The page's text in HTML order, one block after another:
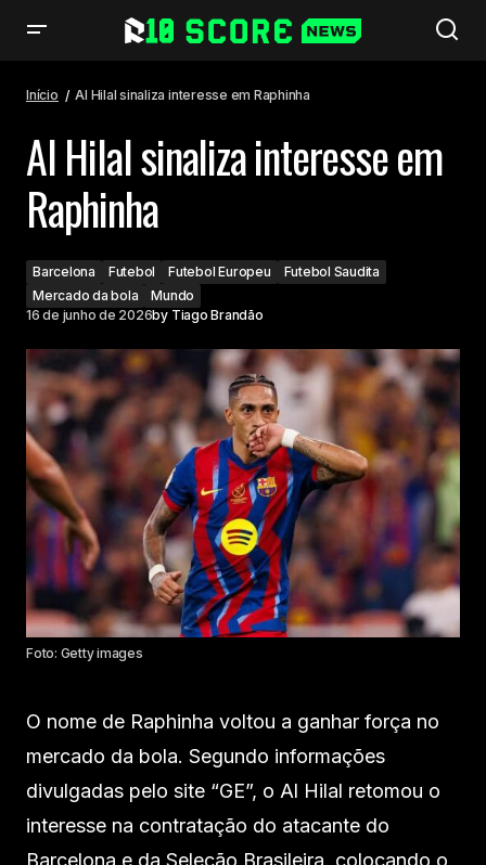
Início Al Hilal sinaliza interesse em Raphinha
Al Hilal sinaliza interesse em
Raphinha
Barcelona Futebol Futebol Europeu
Futebol Saudita
Mercado da bola
Mundo
16 de junho de 2026by Tiago Brandão
Foto: Getty images
O nome de Raphinha voltou a ganhar força no
mercado da bola. Segundo informações
divulgadas pelo site “GE”, o Al Hilal retomou o
interesse na contratação do atacante do